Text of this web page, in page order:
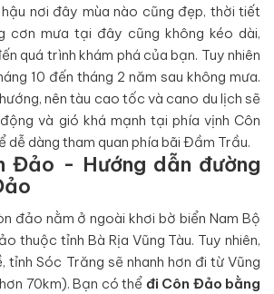
nơi đây mùa nào cũng đẹp, thời tiết
cơn mưa tại đây cũng không kéo dài,
quá trình khám phá của bạn. Tuy nhiên
10 đến tháng 2 năm sau không mưa.
nên tàu cao tốc và cano du lịch sẽ
và gió khá mạnh tại phía vịnh Côn
dễ dàng tham quan phía bãi Đầm Trầu.
Đảo - Hướng dẫn đường
đảo nằm ở ngoài khơi bờ biển Nam Bộ
thuộc tỉnh Bà Rịa Vũng Tàu. Tuy nhiên,
tỉnh Sóc Trăng sẽ nhanh hơn đi từ Vũng
70km). Bạn có thể đi Côn Đảo bằng